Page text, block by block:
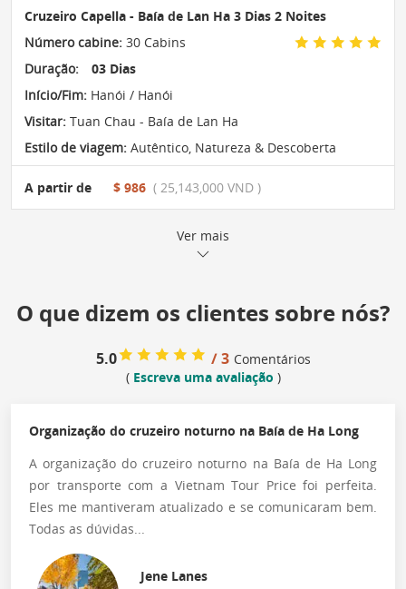
Cruzeiro Capella - Baía de Lan Ha 3 Dias 2 Noites
Número cabine: 30 Cabins
Duração:
03 Dias
Início/Fim: Hanói / Hanói
Visitar: Tuan Chau - Baía de Lan Ha
Estilo de viagem: Autêntico Natureza & Descoberta
A partir de $ 986 ( 25,143,000 VND )
Ver mais
O que dizem os clientes sobre nós?
5.0 / 3 Comentários
( Escreva uma avaliação )
Organização do cruzeiro noturno na Baía de Ha Long
A organização do cruzeiro noturno na Baía de Ha Long
por transporte com a Vietnam Tour Price foi perfeita.
Eles me mantiveram atualizado e se comunicaram bem.
Todas as dúvidas...
Jene Lanes